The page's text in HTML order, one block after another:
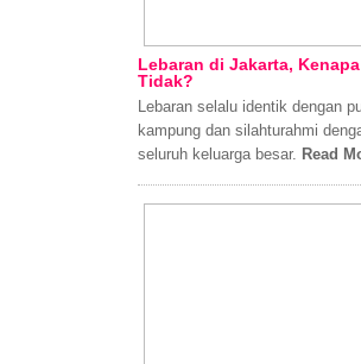
Lebaran di Jakarta, Kenapa
Tidak?
Lebaran selalu identik dengan
kampung dan silahturahmi
seluruh keluarga besar. Read